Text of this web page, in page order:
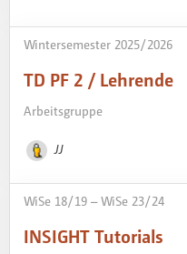
Wintersemester 2025 / 2026
TD PF 2 / Lehrende
Arbeitsgruppe
JJ
WiSe 18 / 19 – WiSe 23 / 24
INSIGHT Tutorials